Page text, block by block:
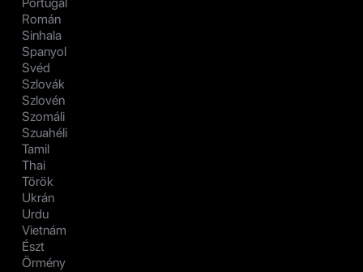
Román
Sinhala
Spanyol
Svéd
Szlovák
Szlovén
Szomáli
Szuahéli
Tamil
Thai
Török
Ukrán
Urdu
Vietnám
Észt
Örmény